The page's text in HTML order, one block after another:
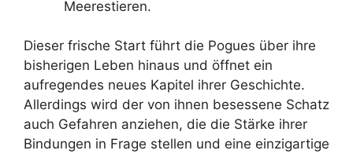
Meerestieren.
Dieser frische Start führt die Pogues über ihre
bisherigen Leben hinaus und öffnet ein
aufregendes neues Kapitel ihrer Geschichte.
Allerdings wird der von ihnen besessene Schatz
auch Gefahren anziehen, die die Stärke ihrer
Bindungen in Frage stellen und eine einzigartige